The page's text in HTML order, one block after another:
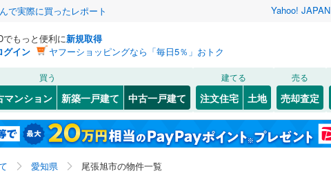
で実際に買ったレポート Yahoo! JAPAN
でもっと便利に新規取得
グイン
ヤフーショッピングなら「毎日5％」おトク
買う
マンション 新築一戸建て 中古一戸建て
建てる
注文住宅 土地
売る
売却査定
愛知県 尾張旭市の物件一覧
道
岩手 宮城 秋田 山形
神奈川 埼玉
区(33) 東区(12)
(21) 中村区(21)
区
16)
丘町旭ケ丘(1) 大久手町一の曽(1)
町(4) 北原山町六田池(1)
町
5)
道本線(0) 飯田線(0)
線(0) 関西本線（JR東海）(0)
屋市営地下鉄東山線(12) 名古屋市営地下鉄名城線(0)
ーム、リノベーション
ベーション・リフォーム
）
築古・築30年以上（8）
検索条件を保存しました
この検索条件の新着物件通知は、 マイページから設定できます。
愛知県、尾張旭市